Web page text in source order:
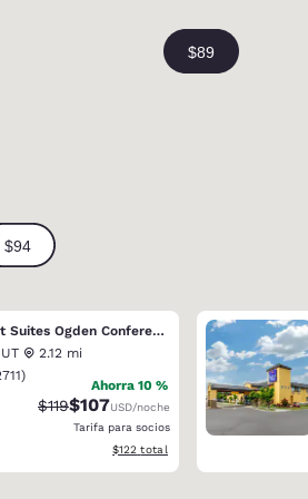
Comfort Suites Ogden Conference Center
UT
2.12 mi
de 4.29 estrellas. Excelente. 2711 reseñas
)
Ahorra 10 %
Precio tachado:
$119Precio con descuento:
$107USD/noche
Tarifa para socios
Ver detalles del total estimado
$122 total